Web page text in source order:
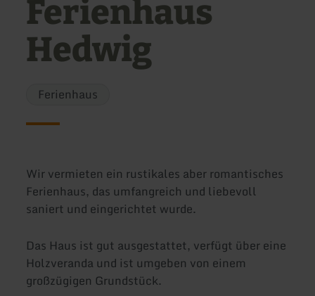
Ferienhaus
Hedwig
Ferienhaus
Wir vermieten ein rustikales aber romantisches
Ferienhaus, das umfangreich und liebevoll
saniert und eingerichtet wurde.
Das Haus ist gut ausgestattet, verfügt über eine
Holzveranda und ist umgeben von einem
großzügigen Grundstück.